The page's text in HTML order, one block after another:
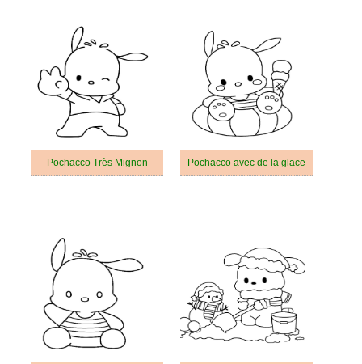
Pochacco Très Mignon Pochacco avec de la glace